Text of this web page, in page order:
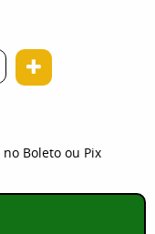
no Boleto ou Pix